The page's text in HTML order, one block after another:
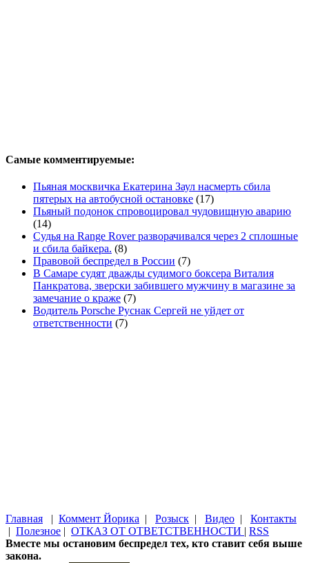
Самые комментируемые:
Пьяная москвичка Екатерина Заул насмерть сбила
пятерых на автобусной остановке (17)
Пьяный подонок спровоцировал чудовищную аварию
(14)
Судья на Range Rover разворачивался через 2 сплошные
и сбила байкера. (8)
Правовой беспредел в России (7)
В Самаре судят дважды судимого боксера Виталия
Панкратова, зверски забившего мужчину в магазине за
замечание о краже (7)
Водитель Porsche Руснак Сергей не уйдет от
ответственности (7)
Главная | Коммент Йорика | Розыск | Видео | Контакты
| Полезное | ОТКАЗ ОТ ОТВЕТСТВЕННОСТИ | RSS
Вместе мы остановим беспредел тех, кто ставит себя выше
закона.